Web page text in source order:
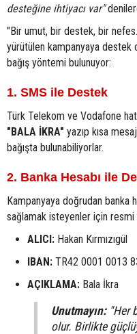
desteğine ihtiyacı var"
"Bir umut, bir destek, bir
yürütülen kampanyaya destek
bağış yöntemi bulunuyor:
1. SMS ile Destek
Türk Telekom ve Vodafone
"BALA İKRA" yazıp kısa
bağışta bulunabiliyorlar.
2. Banka Hesabı ile
Kampanyaya doğrudan banka
sağlamak isteyenler için
ALICI: Hakan Kırmızıgül
IBAN: TR42 0001 0013
AÇIKLAMA: Bala İkra
Unutmayın: "Her
olur. Birlikte